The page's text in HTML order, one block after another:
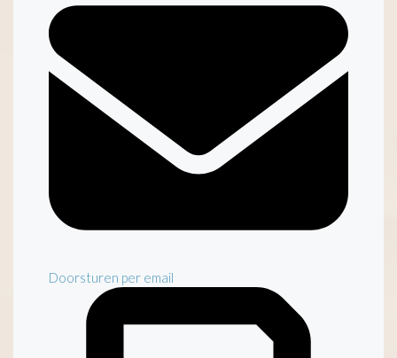
Doorsturen per email